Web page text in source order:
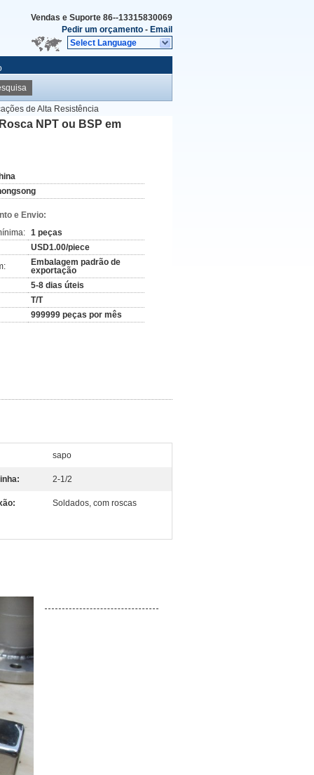
Vendas e Suporte 86--13315830069
Pedir um orçamento - Email
Select Language
de Alta Resistência
NPT ou BSP em
e Envio:
1 peças
USD1.00/piece
Embalagem padrão de
exportação
5-8 dias úteis
T/T
999999 peças por mês
sapo
2-1/2
Soldados, com roscas